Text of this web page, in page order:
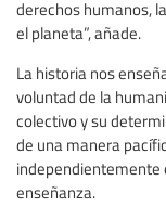
derechos humanos,
el planeta”, añade.
La historia nos
voluntad de la
colectivo y su
de una manera
independientemente
enseñanza.